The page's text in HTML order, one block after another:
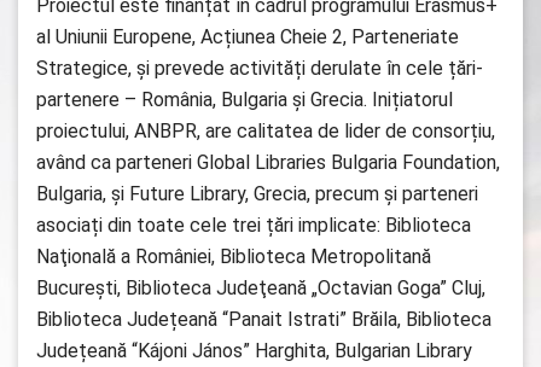
Proiectul este finanțat în cadrul programului Erasmus+
al Uniunii Europene, Acțiunea Cheie 2, Parteneriate
Strategice, și prevede activități derulate în cele țări-
partenere – România, Bulgaria și Grecia. Inițiatorul
proiectului, ANBPR, are calitatea de lider de consorțiu,
având ca parteneri Global Libraries Bulgaria Foundation,
Bulgaria, și Future Library, Grecia, precum și parteneri
asociați din toate cele trei țări implicate: Biblioteca
Naţională a României, Biblioteca Metropolitană
Bucureşti, Biblioteca Judeţeană „Octavian Goga” Cluj,
Biblioteca Județeană “Panait Istrati” Brăila, Biblioteca
Județeană “Kájoni János” Harghita, Bulgarian Library